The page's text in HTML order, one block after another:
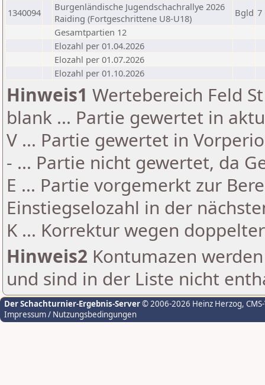
1340094
Burgenländische Jugendschachrallye 2026
Raiding (Fortgeschrittene U8-U18)
Bgld 7
Gesamtpartien 12
Elozahl per 01.04.2026
Elozahl per 01.07.2026
Elozahl per 01.10.2026
Hinweis1 Wertebereich Feld
blank ... Partie gewertet in
V ... Partie gewertet in
- ... Partie nicht gewertet, da
E ... Partie vorgemerkt zur
Einstiegselozahl in der
K ... Korrektur wegen
Hinweis2 Kontumazen
und sind in der Liste nicht
Der Schachturnier-Ergebnis-Server© 2006-2026 Heinz Herzog,
Impressum / Nutzungsbedingungen